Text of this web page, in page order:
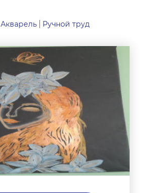
Акварель Ручной труд